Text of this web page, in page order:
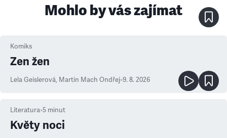
Mohlo by vás zajímat
Komiks
Zen žen
Lela Geislerová, Martin Mach Ondřej•9. 8. 2026
Literatura•5 minut
Květy noci